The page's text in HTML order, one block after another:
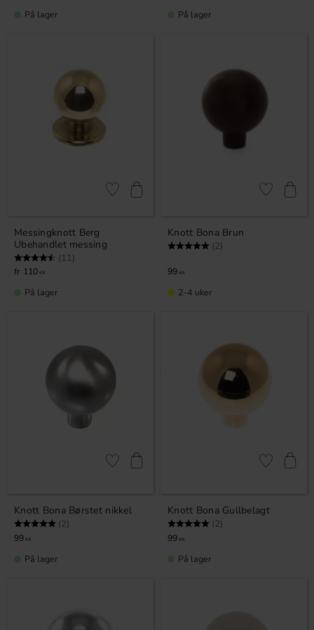
På lager På lager
Messingknott Berg
Ubehandlet messing
Karakter: (11)
110 KR
Lagre som favoritt
På lager
Knott Bona Brun
Karakter: (2)
99 KR
Lagre som
2-4 uker
Knott Bona Børstet nikkel
Karakter: (2)
99 KR
Lagre som favoritt
På lager
Knott Bona Gullbelagt
Karakter: (2)
99 KR
Lagre som
På lager